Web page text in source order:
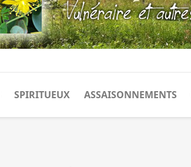
SPIRITUEUX ASSAISONNEMENTS